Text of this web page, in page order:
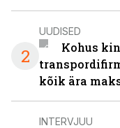
2
UUDISED
Kohus
kõik ära
INTERVJUU